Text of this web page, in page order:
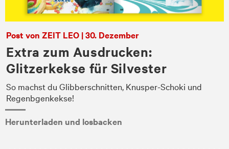
Post von ZEIT LEO | 30. Dezember
Extra zum Ausdrucken:
Glitzerkekse für Silvester
So machst du Glibberschnitten, Knusper-Schoki und
Regenbgenkekse!
Herunterladen und losbacken